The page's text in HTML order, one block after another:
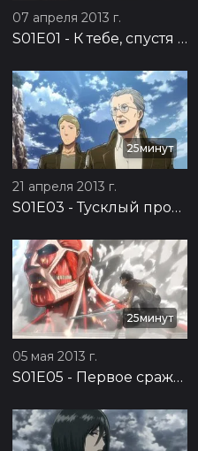
07 апреля 2013 г.
S01E01 - К тебе, спустя две тысячи лет: Падение Сигансины. Часть 1
25минут
21 апреля 2013 г.
S01E03 - Тусклый проблеск среди отчаянья: Возвращение человечества, часть 1
25минут
05 мая 2013 г.
S01E05 - Первое сражение: Оборона Троста, часть 1